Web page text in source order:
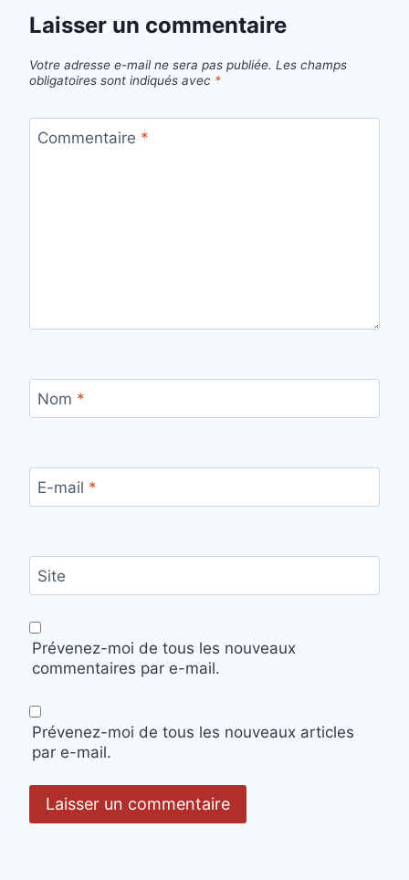
Laisser un commentaire
Votre adresse e-mail ne sera pas publiée. Les champs
obligatoires sont indiqués avec *
Commentaire *
Nom *
E-mail *
Site
Prévenez-moi de tous les nouveaux
commentaires par e-mail.
Prévenez-moi de tous les nouveaux articles
par e-mail.